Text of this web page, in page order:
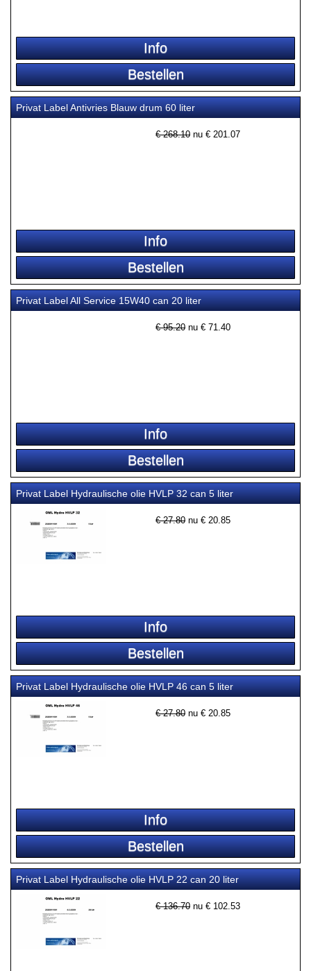
Privat Label Antivries Blauw drum 60 liter
€ 268.10 nu € 201.07
Privat Label All Service 15W40 can 20 liter
€ 95.20 nu € 71.40
Privat Label Hydraulische olie HVLP 32 can 5 liter
€ 27.80 nu € 20.85
Privat Label Hydraulische olie HVLP 46 can 5 liter
€ 27.80 nu € 20.85
Privat Label Hydraulische olie HVLP 22 can 20 liter
€ 136.70 nu € 102.53